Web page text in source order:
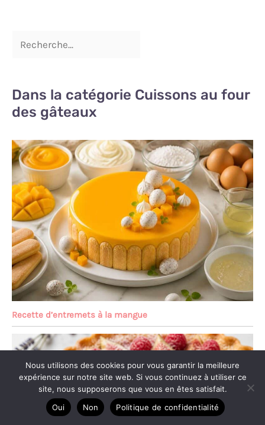
Dans la catégorie Cuissons au four
des gâteaux
Recette d’entremets à la mangue
Nous utilisons des cookies pour vous garantir la meilleure
expérience sur notre site web. Si vous continuez à utiliser ce
site, nous supposerons que vous en êtes satisfait.
Oui
Non Politique de confidentialité